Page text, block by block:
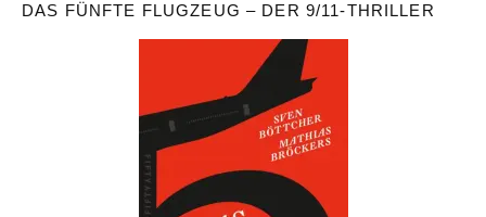
DAS FÜNFTE FLUGZEUG – DER 9/11-THRILLER